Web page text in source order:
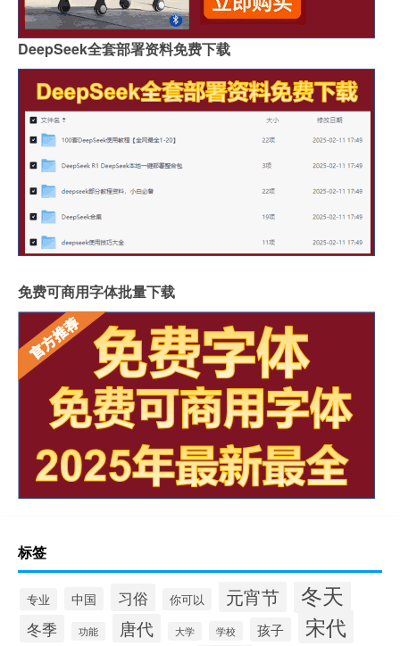
DeepSeek全套部署资料免费下载
免费可商用字体批量下载
标签
专业 中国 习俗 你可以 元宵节 冬天
冬季 功能 唐代 大学 学校 孩子 宋代